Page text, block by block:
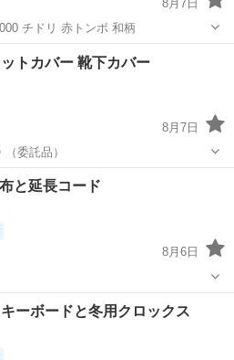
8月7日
がま口財布（とんぼ玉付） @1000 チドリ 赤トンボ 和柄
とんぼ玉
トカバー 靴下カバー
8月7日
足下がポッカポカになります😊 （委託品）
と延長コード
8月6日
その他
ーボードと冬用クロックス